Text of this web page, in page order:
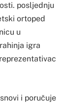
posljednju
ortoped
u
igra
i poručuje